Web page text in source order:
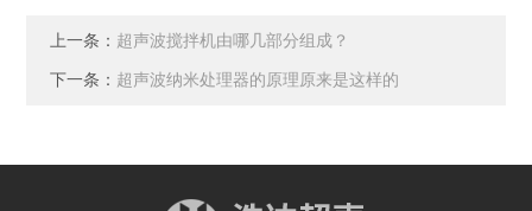
上一条： 超声波搅拌机由哪几部分组成？
下一条： 超声波纳米处理器的原理原来是这样的